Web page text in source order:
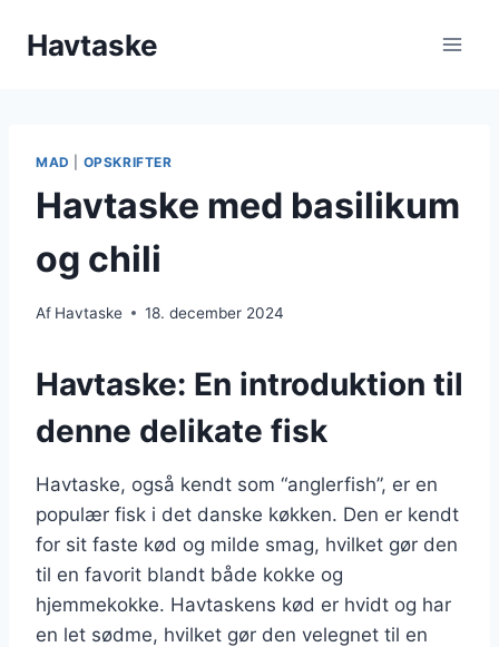
Havtaske
MAD OPSKRIFTER
Havtaske med basilikum
og chili
Af Havtaske 18. december 2024
Havtaske: En introduktion til
denne delikate fisk
Havtaske, også kendt som “anglerfish”, er en
populær fisk i det danske køkken. Den er kendt
for sit faste kød og milde smag, hvilket gør den
til en favorit blandt både kokke og
hjemmekokke. Havtaskens kød er hvidt og har
en let sødme, hvilket gør den velegnet til en